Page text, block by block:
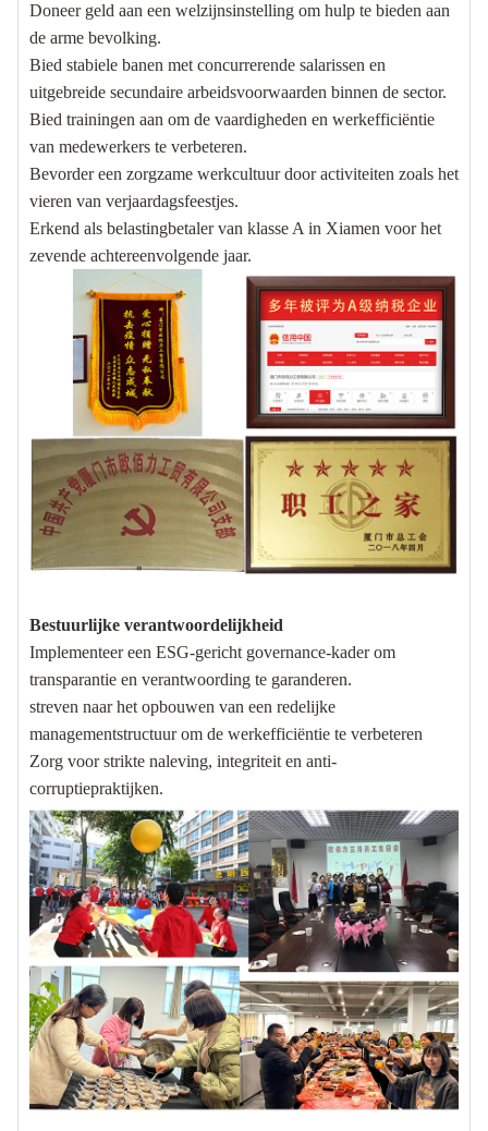
Doneer geld aan een welzijnsinstelling om hulp te bieden aan
de arme bevolking.
Bied stabiele banen met concurrerende salarissen en
uitgebreide secundaire arbeidsvoorwaarden binnen de sector.
Bied trainingen aan om de vaardigheden en werkefficiëntie
van medewerkers te verbeteren.
Bevorder een zorgzame werkcultuur door activiteiten zoals het
vieren van verjaardagsfeestjes.
Erkend als belastingbetaler van klasse A in Xiamen voor het
zevende achtereenvolgende jaar.
Bestuurlijke verantwoordelijkheid
Implementeer een ESG-gericht governance-kader om
transparantie en verantwoording te garanderen.
streven naar het opbouwen van een redelijke
managementstructuur om de werkefficiëntie te verbeteren
Zorg voor strikte naleving, integriteit en anti-
corruptiepraktijken.